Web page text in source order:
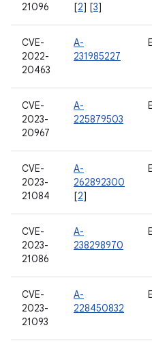
21096
[2] [3]
CVE-
2022-
20463
A-
231985227
CVE-
2023-
20967
A-
225879503
CVE-
2023-
21084
A-
262892300
[2]
CVE-
2023-
21086
A-
238298970
CVE-
2023-
21093
A-
228450832